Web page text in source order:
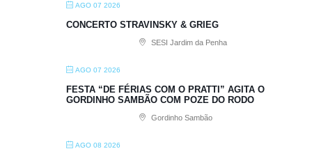
AGO 07 2026
CONCERTO STRAVINSKY & GRIEG
SESI Jardim da Penha
AGO 07 2026
FESTA “DE FÉRIAS COM O PRATTI” AGITA O
GORDINHO SAMBÃO COM POZE DO RODO
Gordinho Sambão
AGO 08 2026